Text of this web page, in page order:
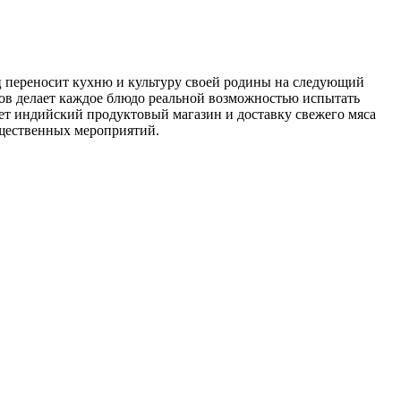
кухню и культуру своей родины на следующий
делает каждое блюдо реальной возможностью испытать
индийский продуктовый магазин и доставку свежего мяса
мероприятий.